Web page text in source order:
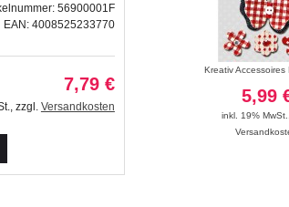
56900001F
EAN: 4008525233770
7,79 €
, zzgl. Versandkosten
19% MwSt.,zzgl.
Kreativ Accessoires
5,99
inkl. 19% MwSt.